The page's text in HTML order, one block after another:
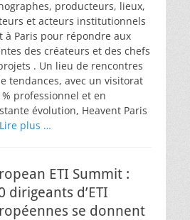
producteurs, lieux,
et acteurs institutionnels
à Paris pour répondre aux
des créateurs et des chefs
. Un lieu de rencontres
tendances, avec un visitorat
% professionnel et en
évolution, Heavent Paris
Lire plus …
ETI Summit :
dirigeants d’ETI
se donnent